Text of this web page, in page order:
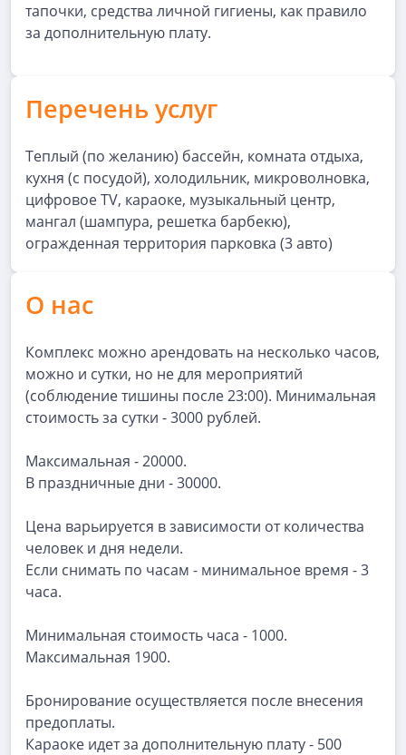
тапочки, средства личной гигиены, как правило
за дополнительную плату.
Перечень услуг
Теплый (по желанию) бассейн, комната отдыха,
кухня (с посудой), холодильник, микроволновка,
цифровое TV, караоке, музыкальный центр,
мангал (шампура, решетка барбекю),
огражденная территория парковка (3 авто)
О нас
Комплекс можно арендовать на несколько часов,
можно и сутки, но не для мероприятий
(соблюдение тишины после 23:00). Минимальная
стоимость за сутки - 3000 рублей.
Максимальная - 20000.
В праздничные дни - 30000.
Цена варьируется в зависимости от количества
человек и дня недели.
Если снимать по часам - минимальное время - 3
часа.
Минимальная стоимость часа - 1000.
Максимальная 1900.
Бронирование осуществляется после внесения
предоплаты.
Караоке идет за дополнительную плату - 500